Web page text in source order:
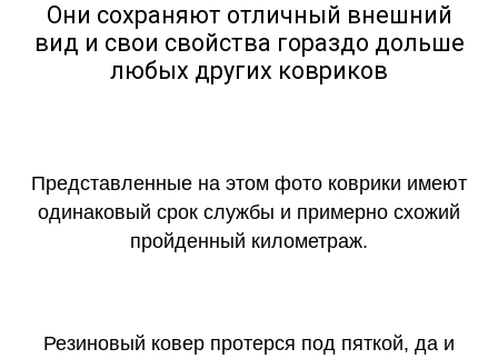
Они сохраняют отличный внешний
вид и свои свойства гораздо дольше
любых других ковриков
Представленные на этом фото коврики имеют
одинаковый срок службы и примерно схожий
пройденный километраж.
Резиновый ковер протерся под пяткой, да и